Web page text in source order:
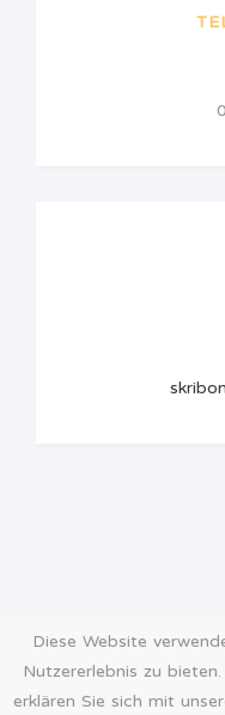
Diese Website
Nutzererlebnis zu
erklären Sie sich mit